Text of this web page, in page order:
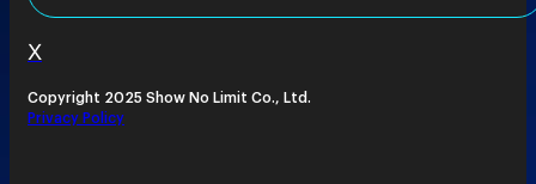
X
Copyright 2025 Show No Limit Co., Ltd.
Privacy Policy